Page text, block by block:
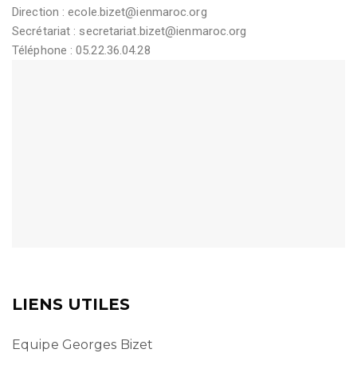
Direction :ecole.bizet@ienmaroc.org
Secrétariat : secretariat.bizet@ienmaroc.org
Téléphone : 05.22.36.04.28
LIENS UTILES
Equipe Georges Bizet